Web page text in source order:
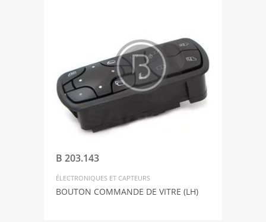
B 203.143
ÉLECTRONIQUES ET CAPTEURS
BOUTON COMMANDE DE VITRE (LH)